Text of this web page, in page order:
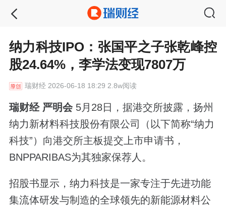
纳力科技IPO：张国平之子张乾峰控
股24.64%，李学法变现7807万
瑞财经2026-06-18 18:29 2.8w阅读
瑞财经 严明会 5月28日，据港交所披露，扬州
纳力新材料科技股份有限公司（以下简称“纳力
科技”）向港交所主板提交上市申请书，
BNPPARIBAS为其独家保荐人。
招股书显示，纳力科技是一家专注于先进功能
集流体研发与制造的全球领先的新能源材料公